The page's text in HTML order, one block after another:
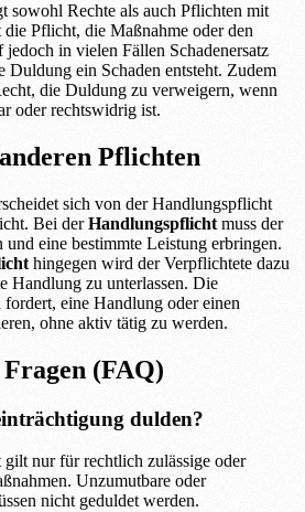
sowohl Rechte als auch Pflichten mit
Pflicht, die Maßnahme oder den
in vielen Fällen Schadenersatz
Duldung ein Schaden entsteht. Zudem
die Duldung zu verweigern, wenn
oder rechtswidrig ist.
Pflichten
sich von der Handlungspflicht
Bei derHandlungspflicht muss der
eine bestimmte Leistung erbringen.
hingegen wird der Verpflichtete dazu
Handlung zu unterlassen. Die
eine Handlung oder einen
ohne aktiv tätig zu werden.
(FAQ)
dulden?
nur für rechtlich zulässige oder
Unzumutbare oder
nicht geduldet werden.